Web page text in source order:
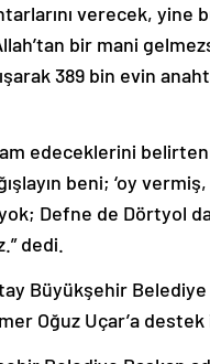
verecek, yine
bir mani
389 bin evin
edeceklerini belirten
beni; ‘oy
Defne de Dörtyol
dedi.
Büyükşehir
Oğuz Uçar’a